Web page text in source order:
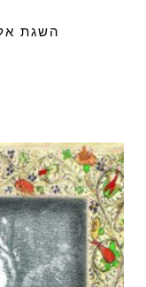
השגת